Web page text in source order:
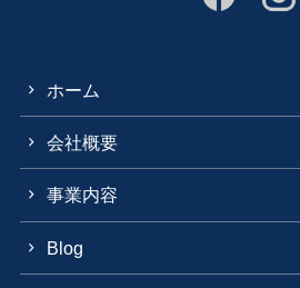
ホーム
会社概要
事業内容
Blog